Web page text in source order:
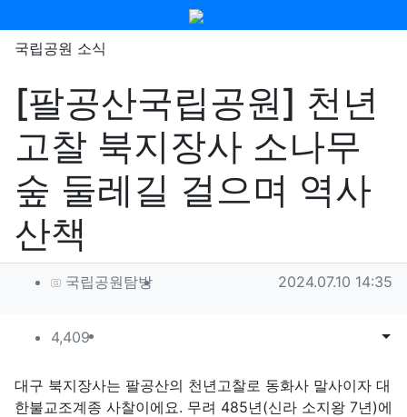
국립공원 소식
[팔공산국립공원] 천년
고찰 북지장사 소나무
숲 둘레길 걸으며 역사
산책
작성자 정보
국립공원탐방작성 작성일
2024.07.10 14:35
컨텐츠 정보
4,409조회 목록게
본문
대구 북지장사는 팔공산의 천년고찰로 동화사 말사이자 대
한불교조계종 사찰이에요. 무려 485년(신라 소지왕 7년)에